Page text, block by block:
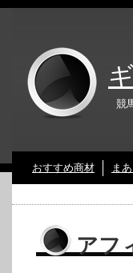
競
おすすめ商材 ま
アフ